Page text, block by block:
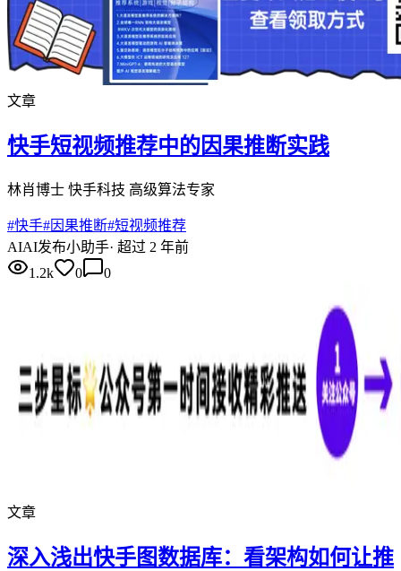
文章
快手短视频推荐中的因果推断实践
林肖博士 快手科技 高级算法专家
#快手#因果推断#短视频推荐
AIAI发布小助手· 超过 2 年前
1.2k
0 0
文章
深入浅出快手图数据库：看架构如何让推